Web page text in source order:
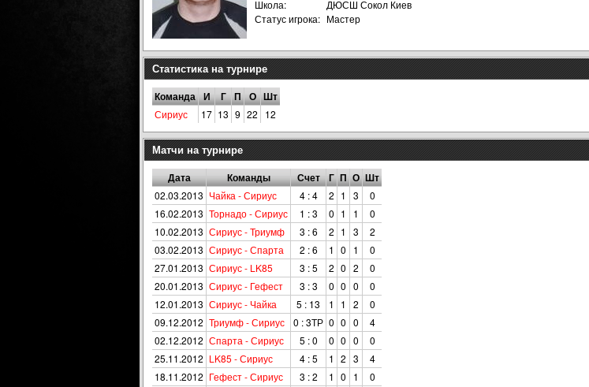
Школа:
ДЮСШ Сокол Киев
Статус игрока: Мастер
Статистика на турнире
Команда И Г П О Шт
Сириус 17 13 9 22 12
Матчи на турнире
Дата Команды Счет Г П О Шт
02.03.2013 Чайка - Сириус 4 : 4 2 1 3
0
16.02.2013 Торнадо - Сириус 1 : 3 0 1 1
0
10.02.2013 Сириус - Триумф 3 : 6 2 1 3
2
03.02.2013 Сириус - Спарта 2 : 6 1 0 1
0
27.01.2013 Сириус - LK85 3 : 5 2 0 2
0
20.01.2013 Сириус - Гефест 3 : 3 0 0 0
0
12.01.2013 Сириус - Чайка 5 : 13 1 1 2
0
09.12.2012 Триумф - Сириус 0 : 3ТР 0 0 0
4
02.12.2012 Спарта - Сириус 5 : 0 0 0 0
0
25.11.2012 LK85 - Сириус 4 : 5 1 2 3
4
18.11.2012 Гефест - Сириус 3 : 2 1 0 1
0